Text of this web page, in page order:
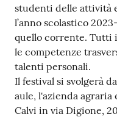
Seguici
su
studenti delle attività
l’anno scolastico
quello corrente. Tutti
le competenze
talenti personali.
Il festival si svolgerà
aule, l'azienda
Calvi in via Digione,